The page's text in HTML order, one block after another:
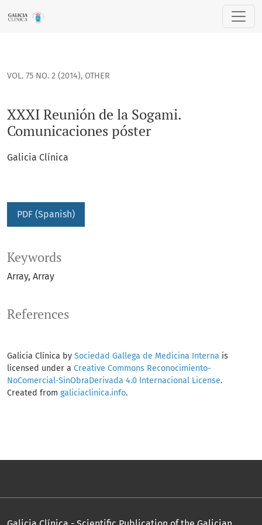
XXXI Reunión de la Sogami. Comunicaciones póster
VOL. 75 NO. 2 (2014), OTHER
XXXI Reunión de la Sogami.
Comunicaciones póster
Galicia Clínica
PDF (Spanish)
Keywords
Array Array
References
Galicia Clínica by Sociedad Gallega de Medicina Interna is
licensed under a Creative Commons Reconocimiento-
NoComercial-SinObraDerivada 4.0 Internacional License.
Created from galiciaclinica.info.